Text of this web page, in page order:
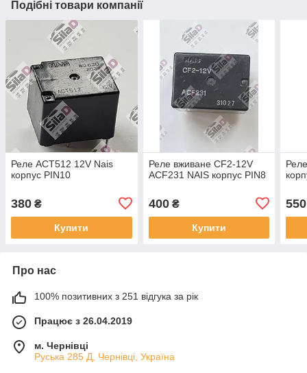
Подібні товари компанії
Реле ACT512 12V Nais
корпус PIN10
380 ₴
Купити
Реле вживане CF2-12V
ACF231 NAIS корпус PIN8
400₴
Купити
550
Про нас
100% позитивних з 251 відгука за рік
Працює з 26.04.2019
м. Чернівці
Руська 285 Д, Чернівці, Україна